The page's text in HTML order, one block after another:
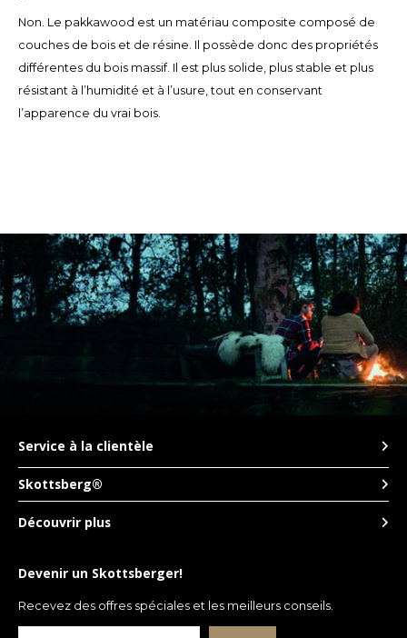
Non. Le pakkawood est un matériau composite composé de
couches de bois et de résine. Il possède donc des propriétés
différentes du bois massif. Il est plus solide, plus stable et plus
résistant à l’humidité et à l’usure, tout en conservant
l’apparence du vrai bois.
Skottsberg®
Service à la clientèle
Découvrir plus
Devenir un Skottsberger!
Recevez des offres spéciales et les meilleurs conseils.